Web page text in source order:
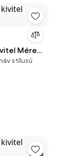
Méret:
stílusú